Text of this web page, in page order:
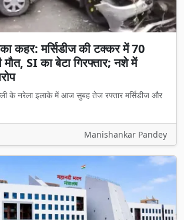
कहर: मर्सिडीज की टक्कर में 70
मौत, SI का बेटा गिरफ्तार; नशे में
के नरेला इलाके में आज सुबह तेज रफ्तार मर्सिडीज और
Manishankar Pandey